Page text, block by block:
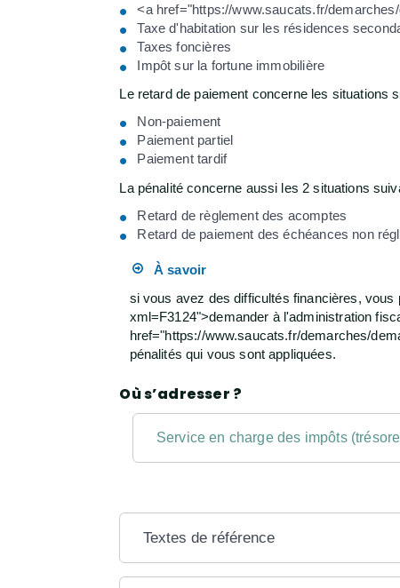
<a href="https://www.saucats.fr/
Taxe d'habitation sur les résidences
Taxes foncières
Impôt sur la fortune immobilière
Le retard de paiement concerne les situations
Non-paiement
Paiement partiel
Paiement tardif
La pénalité concerne aussi les 2 situations
Retard de règlement des acomptes
Retard de paiement des échéances non
À savoir
si vous avez des difficultés financières,
xml=F3124">demander à l'administration
href="https://www.saucats.fr/demarches/
pénalités qui vous sont appliquées.
Où s’adresser ?
Service en charge des impôts
Textes de référence